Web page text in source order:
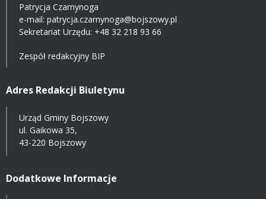
Patrycja Czarnynoga
e-mail: patrycja.czarnynoga@bojszowy.pl
Sekretariat Urzędu: +48 32 218 93 66
Zespół redakcyjny BIP
Adres Redakcji Biuletynu
Urząd Gminy Bojszowy
ul. Gaikowa 35,
43-220 Bojszowy
Dodatkowe Informacje